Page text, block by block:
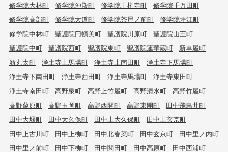
修学院大林町
修学院沖殿町 修学院十権寺町
修学院千万田町
修学院高部町
修学院大道町 修学院茶屋ノ前町
修学院坪江町
修学院中林町
聖護院円頓美町 聖護院川原町
聖護院山王町
聖護院中町
聖護院西町 聖護院東町 聖護院蓮華蔵町
新車屋町
新丸太町
浄土寺上馬場町 浄土寺上南田町
浄土寺下馬場町
浄土寺下南田町
浄土寺西田町 浄土寺馬場町
浄土寺東田町
浄土寺南田町
高野泉町 高野上竹屋町 高野清水町
高野竹屋町
高野蓼原町
高野玉岡町 高野西開町 高野東開町
田中飛鳥井町
田中大堰町
田中大久保町 田中上大久保町
田中上玄京町
田中上古川町
田中上柳町 田中北春菜町 田中玄京町
田中里ノ内町
田中里ノ前町
田中下柳町 田中関田町 田中高原町
田中西浦町